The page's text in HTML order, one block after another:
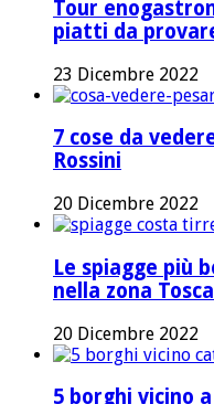
Tour
piatti da
23 Dicembre 2022
7 cose da
Rossini
20 Dicembre 2022
Le spiagge più
nella zona
20 Dicembre 2022
5 borghi vicino